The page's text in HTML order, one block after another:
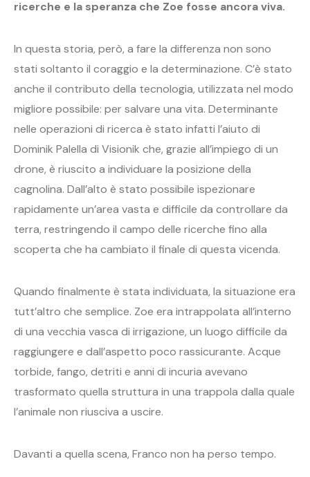
ricerche e la speranza che Zoe fosse ancora viva.
In questa storia, però, a fare la differenza non sono
stati soltanto il coraggio e la determinazione. C’è stato
anche il contributo della tecnologia, utilizzata nel modo
migliore possibile: per salvare una vita. Determinante
nelle operazioni di ricerca è stato infatti l’aiuto di
Dominik Palella di Visionik che, grazie all’impiego di un
drone, è riuscito a individuare la posizione della
cagnolina. Dall’alto è stato possibile ispezionare
rapidamente un’area vasta e difficile da controllare da
terra, restringendo il campo delle ricerche fino alla
scoperta che ha cambiato il finale di questa vicenda.
Quando finalmente è stata individuata, la situazione era
tutt’altro che semplice. Zoe era intrappolata all’interno
di una vecchia vasca di irrigazione, un luogo difficile da
raggiungere e dall’aspetto poco rassicurante. Acque
torbide, fango, detriti e anni di incuria avevano
trasformato quella struttura in una trappola dalla quale
l’animale non riusciva a uscire.
Davanti a quella scena, Franco non ha perso tempo.